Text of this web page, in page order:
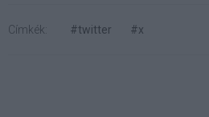
Címkék: #twitter #x